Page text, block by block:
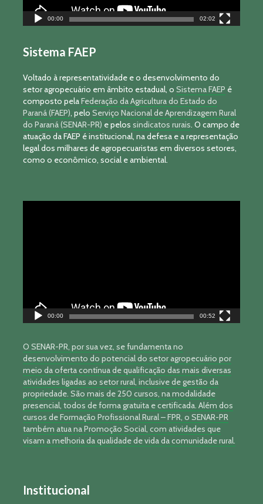
00:00 02:02
Sistema FAEP
Voltado à representatividade e o desenvolvimento do
setor agropecuário em âmbito estadual, o Sistema FAEP é
composto pelaFederação da Agricultura do Estado do
Paraná (FAEP), pelo Serviço Nacional de Aprendizagem Rural
do Paraná (SENAR-PR) e pelos sindicatos rurais. O campo de
atuação da FAEP é institucional, na defesa e a representação
legal dos milhares de agropecuaristas em diversos setores,
como o econômico, social e ambiental.
00:00 00:52
O SENAR-PR, por sua vez, se fundamenta no
desenvolvimento do potencial do setor agropecuário por
meio da oferta contínua de qualificação das mais diversas
atividades ligadas ao setor rural, inclusive de gestão da
propriedade. São mais de 250 cursos, na modalidade
presencial, todos de forma gratuita e certificada. Além dos
cursos de Formação Profissional Rural – FPR, o SENAR-PR
também atua na Promoção Social, com atividades que
visam a melhoria da qualidade de vida da comunidade rural.
Institucional